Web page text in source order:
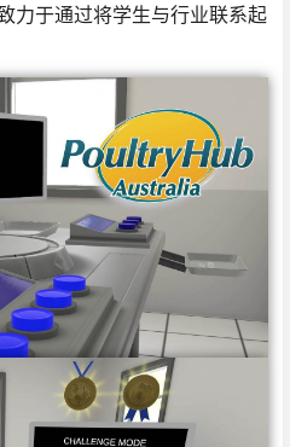
力于通过将学生与行业联系起